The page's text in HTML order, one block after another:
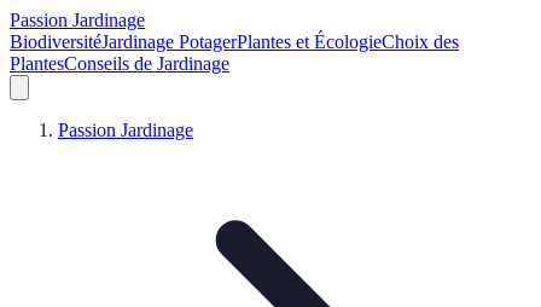
Passion Jardinage
BiodiversitéJardinage PotagerPlantes et ÉcologieChoix des
PlantesConseils de Jardinage
Passion Jardinage